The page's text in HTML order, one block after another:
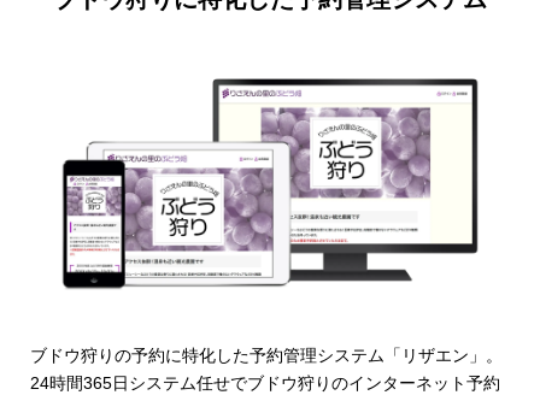
ブドウ狩りの予約に特化した予約管理システム「リザエン」。
24時間365日システム任せでブドウ狩りのインターネット予約